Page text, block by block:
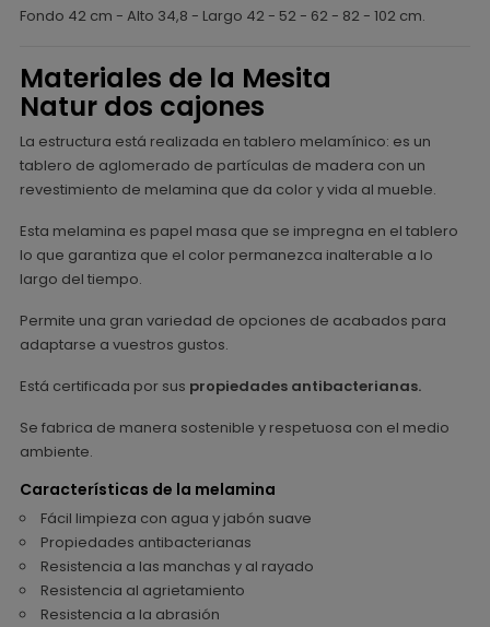
Fondo 42 cm - Alto 34,8 - Largo 42 - 52 - 62 - 82 - 102 cm.
Materiales de la Mesita
Natur dos cajones
La estructura está realizada en tablero melamínico: es un
tablero de aglomerado de partículas de madera con un
revestimiento de melamina que da color y vida al mueble.
Esta melamina es papel masa que se impregna en el tablero
lo que garantiza que el color permanezca inalterable a lo
largo del tiempo.
Permite una gran variedad de opciones de acabados para
adaptarse a vuestros gustos.
Está certificada por sus propiedades antibacterianas.
Se fabrica de manera sostenible y respetuosa con el medio
ambiente.
Características de la melamina
Fácil limpieza con agua y jabón suave
Propiedades antibacterianas
Resistencia a las manchas y al rayado
Resistencia al agrietamiento
Resistencia a la abrasión